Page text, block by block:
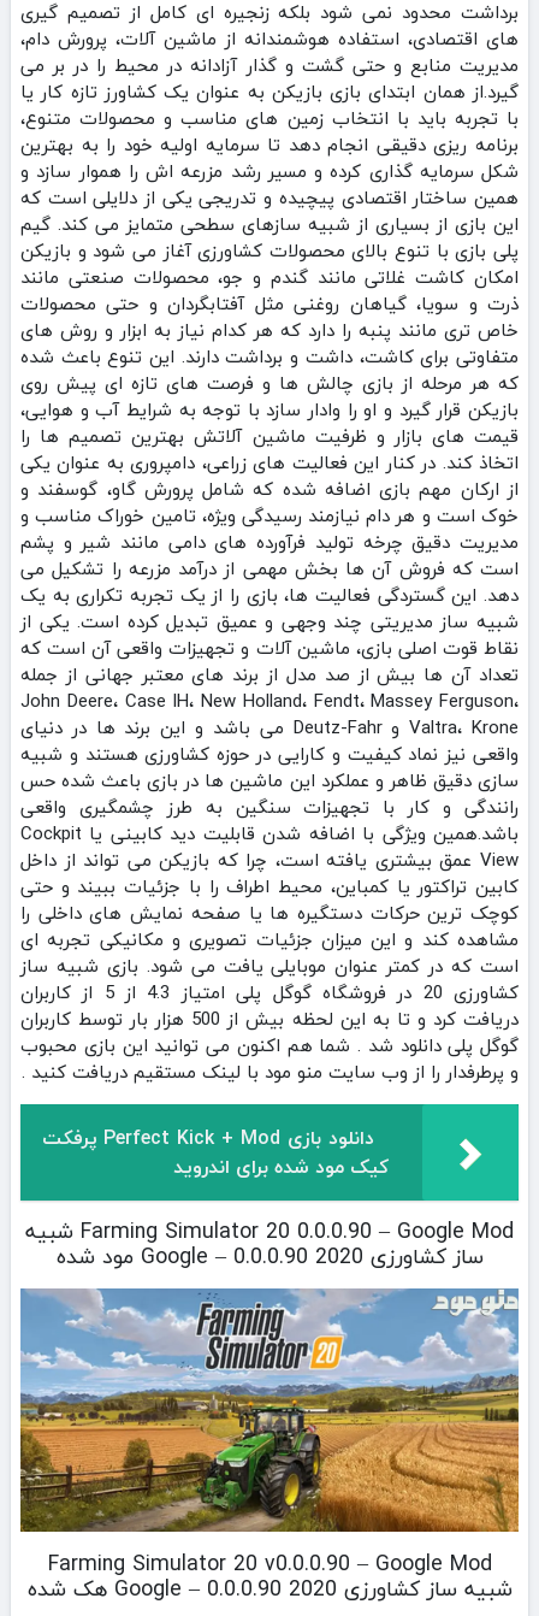
برداشت محدود نمی‌ شود بلکه زنجیره‌ ای کامل از تصمیم‌ گیری‌
های اقتصادی، استفاده هوشمندانه از ماشین‌ آلات، پرورش دام،
مدیریت منابع و حتی گشت‌ و گذار آزادانه در محیط را در بر می‌
گیرد.از همان ابتدای بازی بازیکن به عنوان یک کشاورز تازه‌ کار یا
با تجربه باید با انتخاب زمین‌ های مناسب و محصولات متنوع،
برنامه‌ ریزی دقیقی انجام دهد تا سرمایه اولیه خود را به بهترین
شکل سرمایه‌ گذاری کرده و مسیر رشد مزرعه‌ اش را هموار سازد و
همین ساختار اقتصادی پیچیده و تدریجی یکی از دلایلی است که
این بازی از بسیاری از شبیه‌ سازهای سطحی متمایز می‌ کند. گیم‌
پلی بازی با تنوع بالای محصولات کشاورزی آغاز می‌ شود و بازیکن
امکان کاشت غلاتی مانند گندم و جو، محصولات صنعتی مانند
ذرت و سویا، گیاهان روغنی مثل آفتابگردان و حتی محصولات
خاص‌ تری مانند پنبه را دارد که هر کدام نیاز به ابزار و روش‌ های
متفاوتی برای کاشت، داشت و برداشت دارند. این تنوع باعث شده
که هر مرحله از بازی چالش‌ ها و فرصت‌ های تازه‌ ای پیش روی
بازیکن قرار گیرد و او را وادار سازد با توجه به شرایط آب‌ و هوایی،
قیمت‌ های بازار و ظرفیت ماشین‌ آلاتش بهترین تصمیم‌ ها را
اتخاذ کند. در کنار این فعالیت‌ های زراعی، دامپروری به عنوان یکی
از ارکان مهم بازی اضافه شده که شامل پرورش گاو، گوسفند و
خوک است و هر دام نیازمند رسیدگی ویژه، تامین خوراک مناسب و
مدیریت دقیق چرخه تولید فرآورده‌ های دامی مانند شیر و پشم
است که فروش آن‌ ها بخش مهمی از درآمد مزرعه را تشکیل می‌
دهد. این گستردگی فعالیت‌ ها، بازی را از یک تجربه تکراری به یک
شبیه‌ ساز مدیریتی چند وجهی و عمیق تبدیل کرده است. یکی از
نقاط قوت اصلی بازی، ماشین‌ آلات و تجهیزات واقعی آن است که
تعداد آن‌ ها بیش از صد مدل از برند های معتبر جهانی از جمله
John Deere، Case IH، New Holland، Fendt، Massey Ferguson،
Valtra، Krone و Deutz-Fahr می‌ باشد و این برند ها در دنیای
واقعی نیز نماد کیفیت و کارایی در حوزه کشاورزی هستند و شبیه‌
سازی دقیق ظاهر و عملکرد این ماشین‌ ها در بازی باعث شده حس
رانندگی و کار با تجهیزات سنگین به‌ طرز چشمگیری واقعی
باشد.همین ویژگی با اضافه شدن قابلیت دید کابینی یا Cockpit
View عمق بیشتری یافته است، چرا که بازیکن می‌ تواند از داخل
کابین تراکتور یا کمباین، محیط اطراف را با جزئیات ببیند و حتی
کوچک‌ ترین حرکات دستگیره‌ ها یا صفحه‌ نمایش‌ های داخلی را
مشاهده کند و این میزان جزئیات تصویری و مکانیکی تجربه‌ ای
است که در کمتر عنوان موبایلی یافت می‌ شود. بازی شبیه ساز
کشاورزی 20 در فروشگاه گوگل پلی امتیاز 4.3 از 5 از کاربران
دریافت کرد و تا به این لحظه بیش از 500 هزار بار توسط کاربران
گوگل پلی دانلود شد . شما هم اکنون می توانید این بازی محبوب
و پرطرفدار را از وب سایت منو مود با لینک مستقیم دریافت کنید .
دانلود بازی Perfect Kick + Mod پرفکت
کیک مود شده برای اندروید
Farming Simulator 20 0.0.0.90 – Google Mod شبیه
ساز کشاورزی 2020 0.0.0.90 – Google مود شده
Farming Simulator 20 v0.0.0.90 – Google Mod
شبیه ساز کشاورزی 2020 0.0.0.90 – Google هک شده